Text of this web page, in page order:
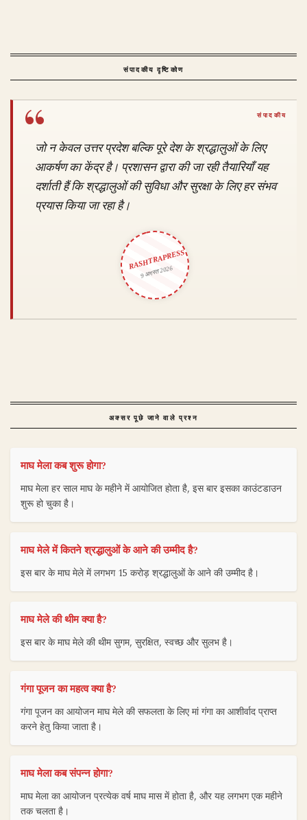
संपादकीय दृष्टिकोण
जो न केवल उत्तर प्रदेश बल्कि पूरे देश के श्रद्धालुओं के लिए
आकर्षण का केंद्र है। प्रशासन द्वारा की जा रही तैयारियाँ यह
दर्शाती हैं कि श्रद्धालुओं की सुविधा और सुरक्षा के लिए हर संभव
प्रयास किया जा रहा है।
RASHTRAPRESS
9 अगस्त 2026
अक्सर पूछे जाने वाले प्रश्न
माघ मेला कब शुरू होगा?
माघ मेला हर साल माघ के महीने में आयोजित होता है, इस बार इसका काउंटडाउन
शुरू हो चुका है।
माघ मेले में कितने श्रद्धालुओं के आने की उम्मीद है?
इस बार के माघ मेले में लगभग 15 करोड़ श्रद्धालुओं के आने की उम्मीद है।
माघ मेले की थीम क्या है?
इस बार के माघ मेले की थीम सुगम, सुरक्षित, स्वच्छ और सुलभ है।
गंगा पूजन का महत्व क्या है?
गंगा पूजन का आयोजन माघ मेले की सफलता के लिए मां गंगा का आशीर्वाद प्राप्त
करने हेतु किया जाता है।
माघ मेला कब संपन्न होगा?
माघ मेला का आयोजन प्रत्येक वर्ष माघ मास में होता है, और यह लगभग एक महीने
तक चलता है।